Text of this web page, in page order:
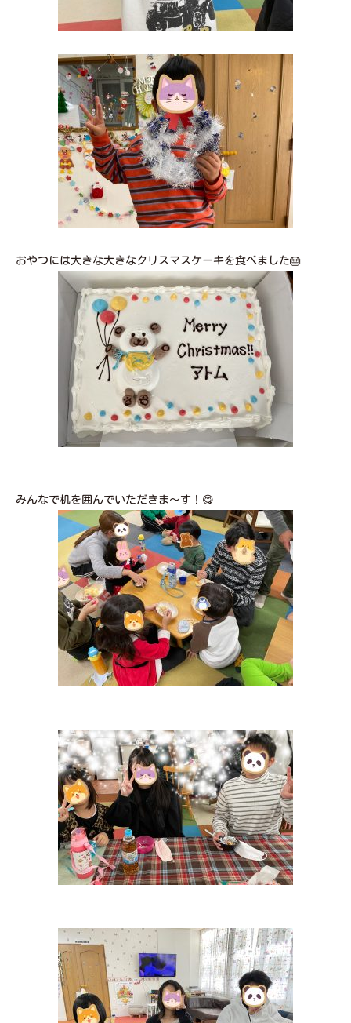
おやつには大きな大きなクリスマスケーキを食べました🎂
みんなで机を囲んでいただきま〜す！😋